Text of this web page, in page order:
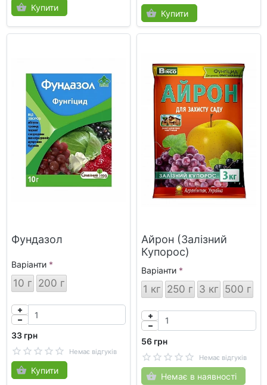
Купити
Купити
Фундазол
Варіанти
10 г 200 г
33 грн
Немає відгуків
Купити
Айрон (Залізний
Купорос)
Варіанти
1 кг 250 г 3 кг 500 г
56 грн
Немає відгуків
Немає в наявності